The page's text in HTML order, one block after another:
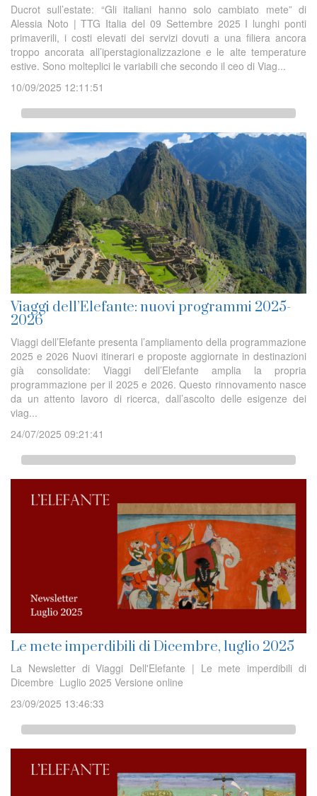
Ducrot sull’estate: “Gli italiani hanno solo cambiato mete” di
Alessia Noto | TTG Italia del 09 Settembre 2025 I lunghi ponti
primaverili, i costi elevati dei servizi dovuti a una filiera ancora
troppo ancorata all’iperstagionalizzazione e le alte temperature
estive. Sono molteplici le variabili che secondo il ceo di Viag...
10/09/2025 12:11:51
Viaggi dell’Elefante: nuovi programmi 2025-
2026
Viaggi dell’Elefante presenta l’ampliamento della programmazione
2025 e 2026 Nuovi itinerari e proposte aggiornate in destinazioni
già consolidate: Viaggi dell’Elefante amplia la propria
programmazione per il 2025 e 2026. Questo rinnovamento nasce
da un attento lavoro di ricerca, dall’ascolto delle esigenze dei
viag...
24/07/2025 09:21:41
Le mete imperdibili di Dicembre, luglio 2025
La Newsletter di Viaggi Dell'Elefante | Le mete imperdibili di
Dicembre Luglio 2025 Versione online
23/09/2025 13:46:33